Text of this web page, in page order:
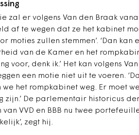
zal er volgens Van den Braak
af te wegen dat ze het kabinet
moties zullen stemmen’. ‘Dan kan
van de Kamer en het
voor, denk ik.’ Het kan volgens
een motie niet uit te voeren.
we het rompkabinet weg. Er moet
zijn.’ De parlementair historicus
VVD en BBB nu twee
zegt hij.